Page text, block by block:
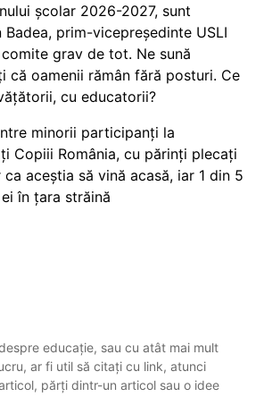
școlar 2026-2027, sunt
Badea, prim-vicepreședinte USLI
grav de tot. Ne sună
că oamenii rămân fără posturi. Ce
cu educatorii?
minorii participanți la
Copiii România, cu părinți plecați
aceștia să vină acasă, iar 1 din 5
în țara străină
educație, sau cu atât mai mult
ar fi util să citați cu link, atunci
părți dintr-un articol sau o idee